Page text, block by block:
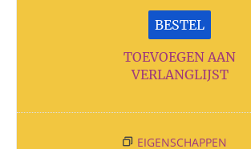
BESTEL
TOEVOEGEN AAN
VERLANGLIJST
EIGENSCHAPPEN